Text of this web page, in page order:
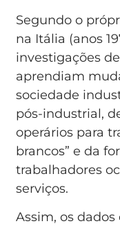
Segundo o
na Itália (anos
investigações
aprendiam
sociedade
pós-industrial,
operários para
brancos” e da
trabalhadores
serviços.
Assim, os